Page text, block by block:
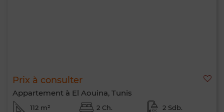
Prix à consulter
Appartement à El Aouina, Tunis
112 m² 2 Ch. 2 Sdb.